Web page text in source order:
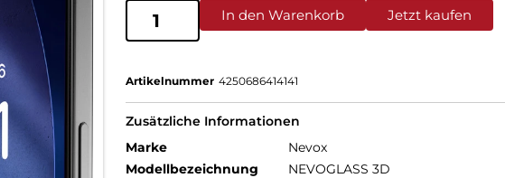
In den Warenkorb Jetzt kaufen
Artikelnummer 4250686414141
Zusätzliche Informationen
Marke
Nevox
Modellbezeichnung
NEVOGLASS 3D